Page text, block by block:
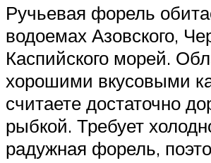
Ручьевая форель
водоемах Азовского,
Каспийского морей.
хорошими вкусовыми
считаете достаточно
рыбкой. Требует
радужная форель,